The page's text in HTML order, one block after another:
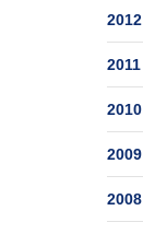
2012
2011
2010
2009
2008